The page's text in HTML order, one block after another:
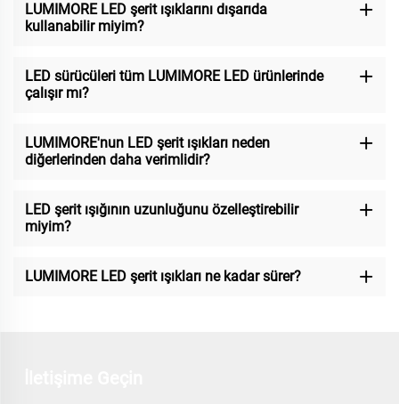
LUMIMORE LED şerit ışıklarını dışarıda
kullanabilir miyim?
LED sürücüleri tüm LUMIMORE LED ürünlerinde
çalışır mı?
LUMIMORE'nun LED şerit ışıkları neden
diğerlerinden daha verimlidir?
LED şerit ışığının uzunluğunu özelleştirebilir
miyim?
LUMIMORE LED şerit ışıkları ne kadar sürer?